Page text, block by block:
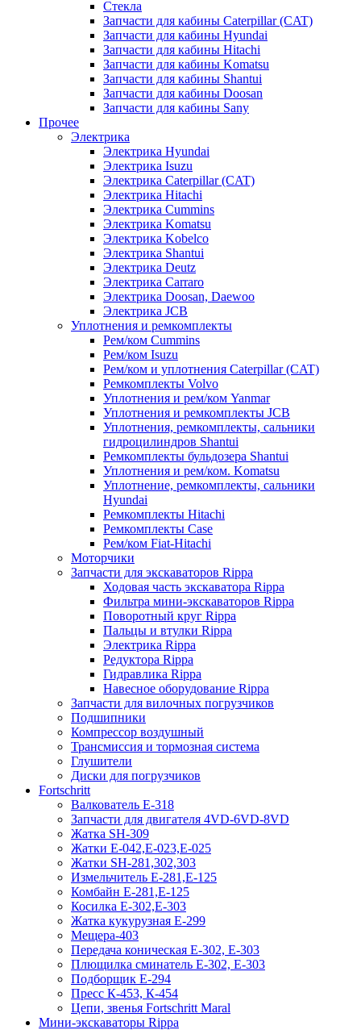
Стекла
Запчасти для кабины Caterpillar (CAT)
Запчасти для кабины Hyundai
Запчасти для кабины Hitachi
Запчасти для кабины Komatsu
Запчасти для кабины Shantui
Запчасти для кабины Doosan
Запчасти для кабины Sany
Прочее
Электрика
Электрика Hyundai
Электрика Isuzu
Электрика Caterpillar (CAT)
Электрика Hitachi
Электрика Cummins
Электрика Komatsu
Электрика Kobelco
Электрика Shantui
Электрика Deutz
Электрика Carraro
Электрика Doosan, Daewoo
Электрика JCB
Уплотнения и ремкомплекты
Рем/ком Cummins
Рем/ком Isuzu
Рем/ком и уплотнения Caterpillar (CAT)
Ремкомплекты Volvo
Уплотнения и рем/ком Yanmar
Уплотнения и ремкомплекты JCB
Уплотнения, ремкомплекты, сальники
гидроцилиндров Shantui
Ремкомплекты бульдозера Shantui
Уплотнения и рем/ком. Komatsu
Уплотнение, ремкомплекты, сальники
Hyundai
Ремкомплекты Hitachi
Ремкомплекты Case
Рем/ком Fiat-Hitachi
Моторчики
Запчасти для экскаваторов Rippa
Ходовая часть экскаватора Rippa
Фильтра мини-экскаваторов Rippa
Поворотный круг Rippa
Пальцы и втулки Rippa
Электрика Rippa
Редуктора Rippa
Гидравлика Rippa
Навесное оборудование Rippa
Запчасти для вилочных погрузчиков
Подшипники
Компрессор воздушный
Трансмиссия и тормозная система
Глушители
Диски для погрузчиков
Fortschritt
Валкователь Е-318
Запчасти для двигателя 4VD-6VD-8VD
Жатка SH-309
Жатки Е-042,Е-023,Е-025
Жатки SH-281,302,303
Измельчитель Е-281,Е-125
Комбайн Е-281,Е-125
Косилка Е-302,Е-303
Жатка кукурузная Е-299
Мещера-403
Передача коническая Е-302, Е-303
Плющилка сминатель Е-302, Е-303
Подборщик Е-294
Пресс К-453, К-454
Цепи, звенья Fortschritt Maral
Мини-экскаваторы Rippa